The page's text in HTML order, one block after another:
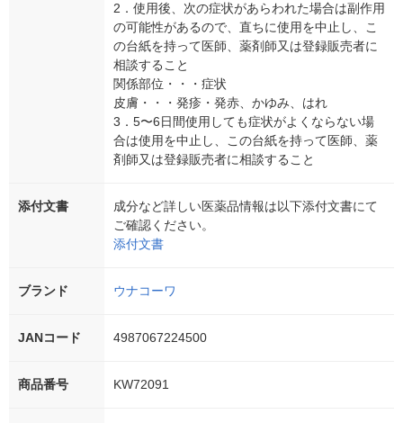
2．使用後、次の症状があらわれた場合は副作用
の可能性があるので、直ちに使用を中止し、こ
の台紙を持って医師、薬剤師又は登録販売者に
相談すること
関係部位・・・症状
皮膚・・・発疹・発赤、かゆみ、はれ
3．5〜6日間使用しても症状がよくならない場
合は使用を中止し、この台紙を持って医師、薬
剤師又は登録販売者に相談すること
添付文書
成分など詳しい医薬品情報は以下添付文書にて
ご確認ください。
添付文書
ブランド ウナコーワ
JANコード 4987067224500
商品番号 KW72091